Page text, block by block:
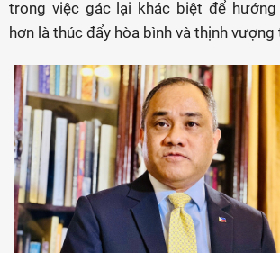
trong việc gác lại khác biệt để
hơn là thúc đẩy hòa bình và thịnh